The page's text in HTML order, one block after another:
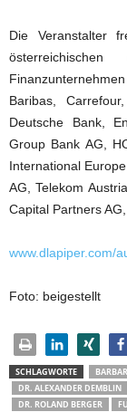
Die Veranstalter
Baribas,
Deutsche Bank,
Group Bank AG,
International
AG, Telekom
Capital Partners
www.dlapiper.com/
Foto: beigestellt
SCHLAGWORTE
DR. ALEXANDER DEMBLIN
DR. ROLAND BERGER